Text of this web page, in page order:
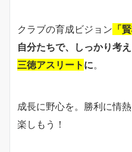
クラブの育成ビジョン 「
自分たちで、しっかり考
三徳アスリート に。
成長に野心を。勝利に情熱
楽しもう！